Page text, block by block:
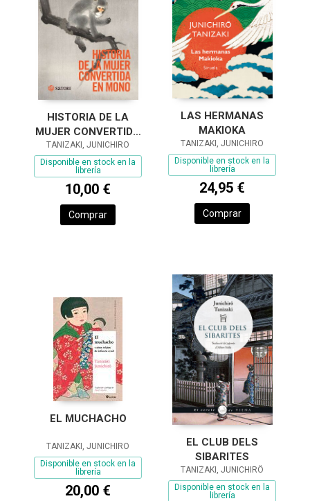
HISTORIA DE LA
MUJER CONVERTIDA
EN MONO
TANIZAKI, JUNICHIRO
Disponible en stock en la
librería
10,00 €
Comprar
LAS HERMANAS
MAKIOKA
TANIZAKI, JUNICHIRO
Disponible en stock en la
librería
24,95 €
Comprar
EL MUCHACHO
TANIZAKI, JUNICHIRO
Disponible en stock en la
librería
20,00 €
EL CLUB DELS
SIBARITES
TANIZAKI, JUNICHIRÔ
Disponible en stock en la
librería